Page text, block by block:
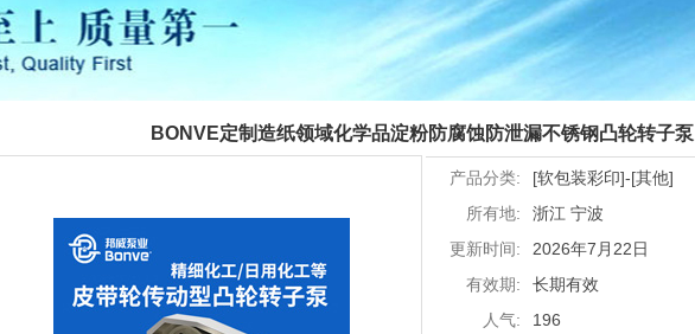
BONVE定制造纸领域化学品淀粉防腐蚀防泄漏不锈钢凸轮转子泵
产品分类: [软包装彩印]-[其他]
所有地:
浙江 宁波
更新时间:
2026年7月22日
有效期:
长期有效
人气:
196